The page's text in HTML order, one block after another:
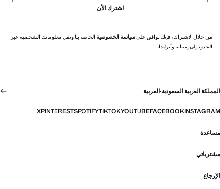
اشترك الأن
من خلال الاشتراك، فإنك توافق علىسياسة الخصوصية الخاصة بنا ونقل معلوماتك الشخصية عبر
الحدود إلى إسبانيا وأيرلندا.
المملكة العربية السعودية·العربية
INSTAGRAM
FACEBOOK
YOUTUBE
TIKTOK
SPOTIFY
PINTEREST
X
مساعدة
مشترياتي
الإرجاع